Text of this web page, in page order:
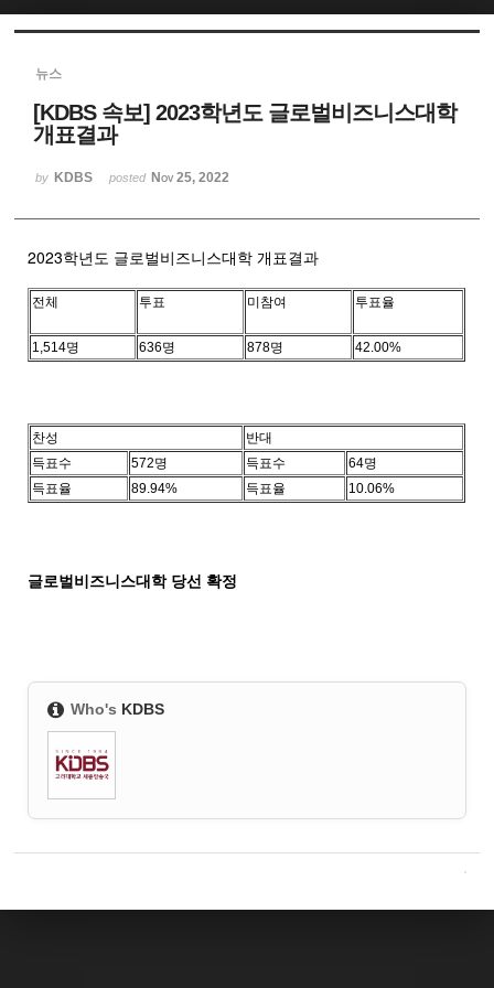
뉴스
[KDBS 속보] 2023학년도 글로벌비즈니스대학
개표결과
by KDBS posted Nov 25, 2022
2023학년도 글로벌비즈니스대학 개표결과
전체 투표 미참여 투표율
1,514명 636명 878명 42.00%
찬성
반대
득표수
572명 득표수
64명
득표율
89.94% 득표율 10.06%
글로벌비즈니스대학 당선 확정
Who's KDBS
Sketchbook5, 스케치북5
Sketchbook5, 스케치북5